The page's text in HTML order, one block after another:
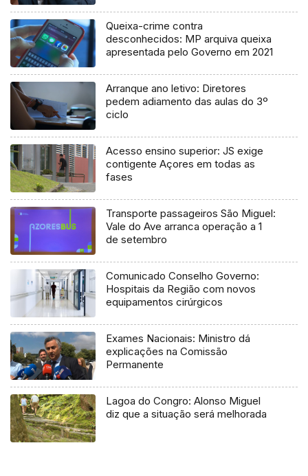
Queixa-crime contra
desconhecidos: MP arquiva queixa
apresentada pelo Governo em 2021
Arranque ano letivo: Diretores
pedem adiamento das aulas do 3º
ciclo
Acesso ensino superior: JS exige
contigente Açores em todas as
fases
Transporte passageiros São Miguel:
Vale do Ave arranca operação a 1
de setembro
Comunicado Conselho Governo:
Hospitais da Região com novos
equipamentos cirúrgicos
Exames Nacionais: Ministro dá
explicações na Comissão
Permanente
Lagoa do Congro: Alonso Miguel
diz que a situação será melhorada